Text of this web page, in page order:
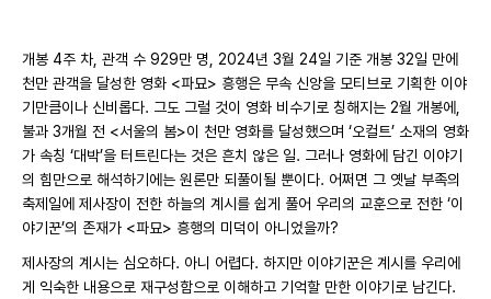
개봉 4주 차, 관객 수 929만 명, 2024년 3월 24일 기준 개봉 32일 만에
천만 관객을 달성한 영화 <파묘> 흥행은 무속 신앙을 모티브로 기획한 이야
기만큼이나 신비롭다. 그도 그럴 것이 영화 비수기로 칭해지는 2월 개봉에,
불과 3개월 전 <서울의 봄>이 천만 영화를 달성했으며 ‘오컬트’ 소재의 영화
가 속칭 ‘대박’을 터트린다는 것은 흔치 않은 일. 그러나 영화에 담긴 이야기
의 힘만으로 해석하기에는 원론만 되풀이될 뿐이다. 어쩌면 그 옛날 부족의
축제일에 제사장이 전한 하늘의 계시를 쉽게 풀어 우리의 교훈으로 전한 ‘이
야기꾼’의 존재가 <파묘> 흥행의 미덕이 아니었을까?
제사장의 계시는 심오하다. 아니 어렵다. 하지만 이야기꾼은 계시를 우리에
게 익숙한 내용으로 재구성함으로 이해하고 기억할 만한 이야기로 남긴다.